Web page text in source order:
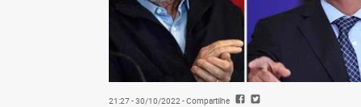
21:27 - 30/10/2022- Compartilhe